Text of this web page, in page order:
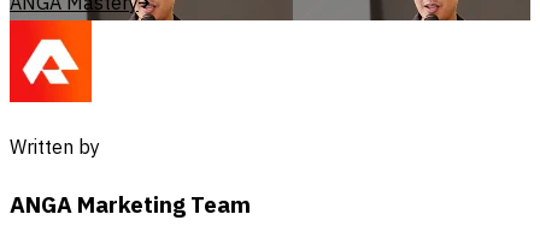
Written by
ANGA Marketing Team